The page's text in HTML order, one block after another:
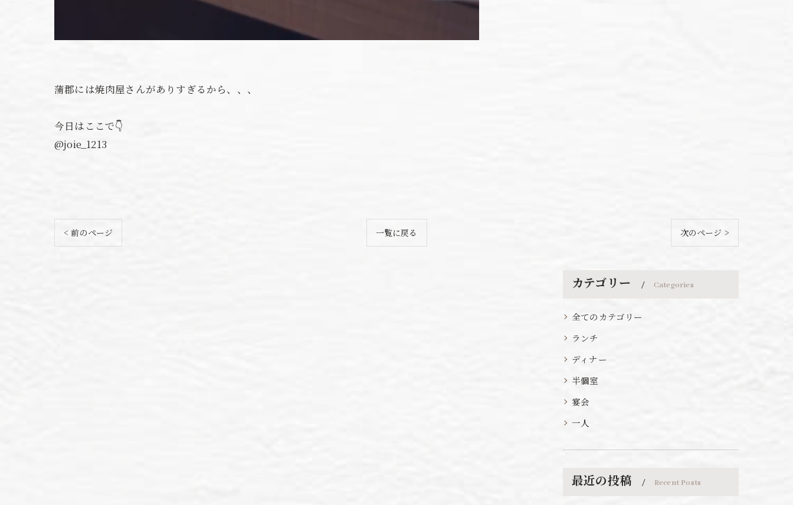
蒲郡には焼肉屋さんがありすぎるから、、、
今日はここで👇
@joie_1213
< 前のページ 一覧に戻る 次のページ >
カテゴリー Categories
全てのカテゴリー
ランチ
ディナー
半個室
宴会
一人
最近の投稿 Recent Posts